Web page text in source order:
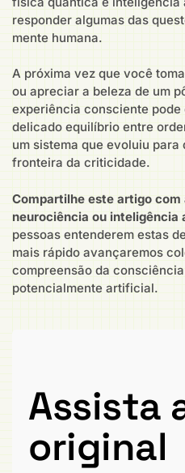
responder algumas das
mente humana.
A próxima vez que você
ou apreciar a beleza de um
experiência consciente pode
delicado equilíbrio entre
um sistema que evoluiu
fronteira da criticidade.
Compartilhe este artigo com
neurociência ou inteligência
pessoas entenderem estas
mais rápido avançaremos
compreensão da
potencialmente artificial.
Assista
original